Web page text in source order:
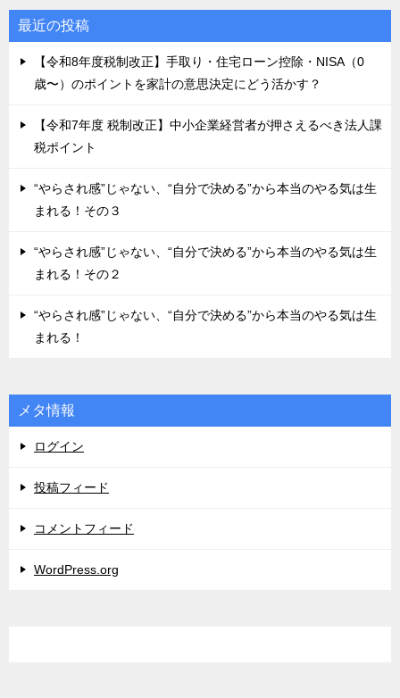
最近の投稿
【令和8年度税制改正】手取り・住宅ローン控除・NISA（0
歳〜）のポイントを家計の意思決定にどう活かす？
【令和7年度 税制改正】中小企業経営者が押さえるべき法人課
税ポイント
“やらされ感”じゃない、“自分で決める”から本当のやる気は生
まれる！その３
“やらされ感”じゃない、“自分で決める”から本当のやる気は生
まれる！その２
“やらされ感”じゃない、“自分で決める”から本当のやる気は生
まれる！
メタ情報
ログイン
投稿フィード
コメントフィード
WordPress.org